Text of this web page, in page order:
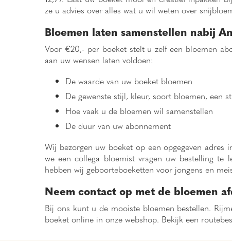
ze u advies over alles wat u wil weten over
Bloemen laten samenstellen nabij
Voor €20,- per boeket stelt u zelf een bloemen
aan uw wensen laten voldoen:
De waarde van uw boeket bloemen
De gewenste stijl, kleur, soort bloemen, een
Hoe vaak u de bloemen wil samenstellen
De duur van uw abonnement
Wij bezorgen uw boeket op een opgegeven
we een collega bloemist vragen uw bestelling te
hebben wij geboorteboeketten voor jongens en
Neem contact op met de bloemen
Bij ons kunt u de mooiste bloemen bestellen.
boeket online in onze webshop. Bekijk een